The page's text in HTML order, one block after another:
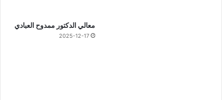
معالي الدكتور ممدوح العبادي
2025-12-17